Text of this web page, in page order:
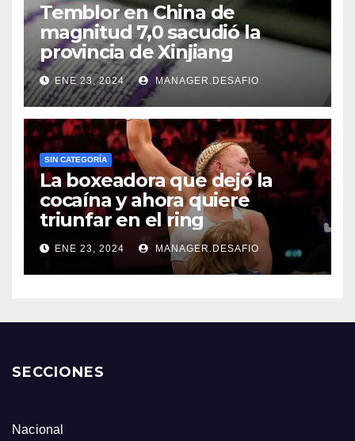
Temblor en China de
magnitud 7,0 sacudió la
provincia de Xinjiang
ENE 23, 2024 MANAGER.DESAFIO
SIN CATEGORÍA
La boxeadora que dejó la
cocaína y ahora quiere
triunfar en el ring​
ENE 23, 2024 MANAGER.DESAFIO
SECCIONES
Nacional